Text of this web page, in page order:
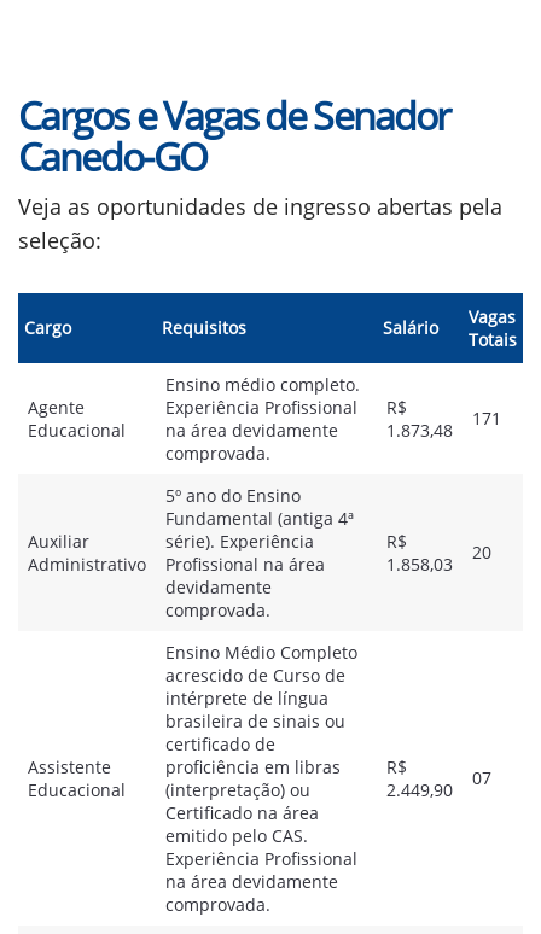
Cargos e Vagas de Senador
Canedo-GO
Veja as oportunidades de ingresso abertas pela
seleção:
Cargo Requisitos Salário
Vagas
Totais
Agente
Educacional
Ensino médio completo.
Experiência Profissional
na área devidamente
comprovada.
R$
1.873,48
171
Auxiliar
Administrativo
5º ano do Ensino
Fundamental (antiga 4ª
série). Experiência
Profissional na área
devidamente
comprovada.
R$
1.858,03
20
Assistente
Educacional
Ensino Médio Completo
acrescido de Curso de
intérprete de língua
brasileira de sinais ou
certificado de
proficiência em libras
(interpretação) ou
Certificado na área
emitido pelo CAS.
Experiência Profissional
na área devidamente
comprovada.
R$
2.449,90
07